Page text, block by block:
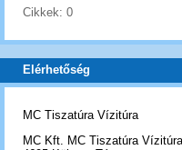
Körös vagy Szarvasi-
Cikkek: 0
Elérhetőség
MC Tiszatúra Vízitúra
MC Kft. MC Tiszatúra